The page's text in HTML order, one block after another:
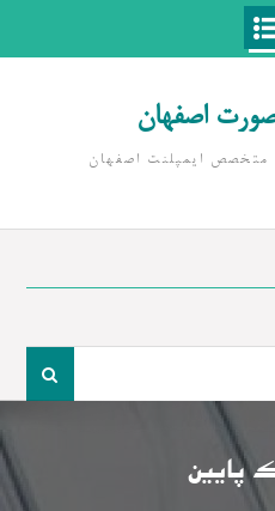
اصفهان
ايمپلنت اصفهان
پایین